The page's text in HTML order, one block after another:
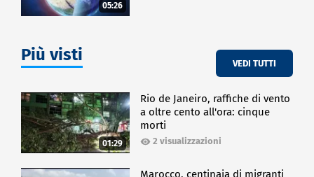
05:26
Più visti VEDI TUTTI
01:29
Rio de Janeiro, raffiche di vento
a oltre cento all'ora: cinque
morti
2 visualizzazioni
Marocco, centinaia di migranti